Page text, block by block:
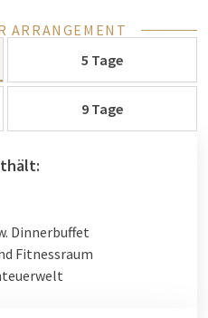
ARRANGEMENT
5 Tage
9 Tage
Dinnerbuffet
Fitnessraum